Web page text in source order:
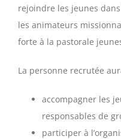
rejoindre les jeunes
les animateurs
forte à la pastorale
La personne recrutée
accompagner les
responsables de
participer à